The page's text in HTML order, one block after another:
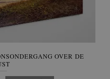
OVER DE